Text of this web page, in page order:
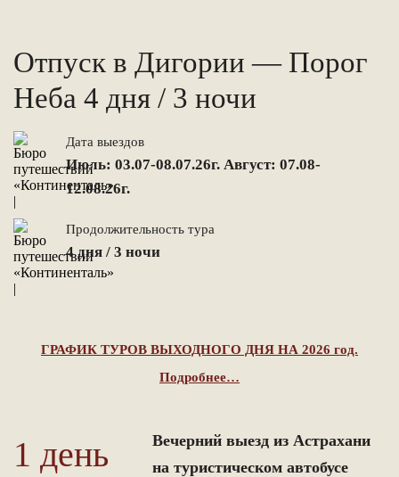
Отпуск в Дигории — Порог
Неба 4 дня / 3 ночи
Дата выездов
Июль: 03.07-08.07.26г. Август: 07.08-
12.08.26г.
Продолжительность тура
4 дня / 3 ночи
ГРАФИК ТУРОВ ВЫХОДНОГО ДНЯ НА 2026 год.
Подробнее…
1 день
Вечерний выезд из Астрахани
на туристическом автобусе